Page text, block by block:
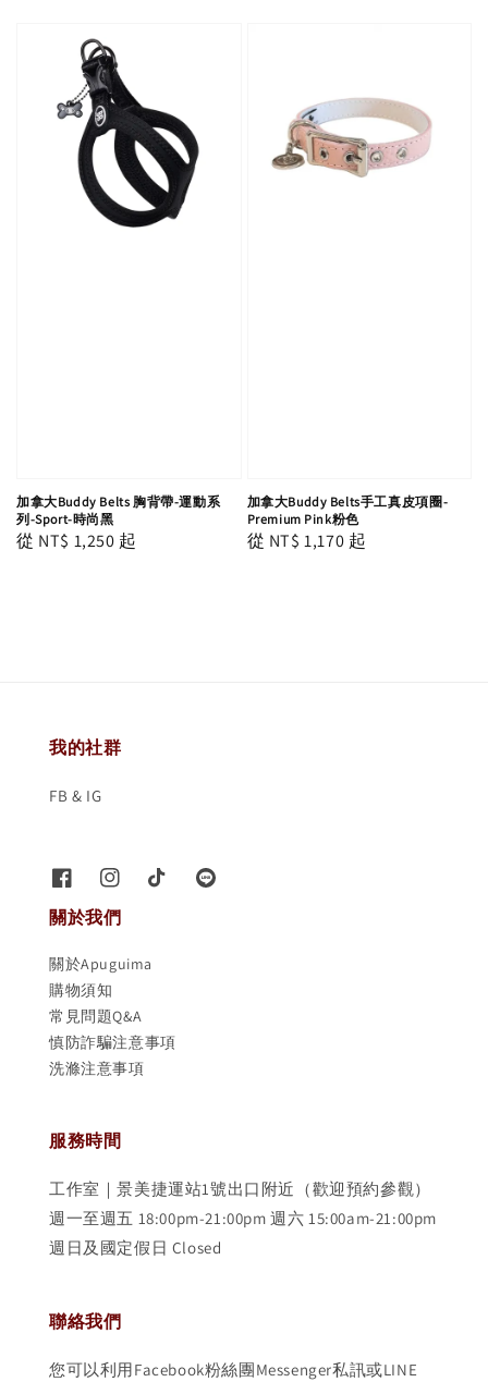
加拿大Buddy Belts 胸背帶-運動系
列-Sport-時尚黑
Regular
從 NT$ 1,250 起
加拿大Buddy Belts手工真皮項圈-
Premium Pink粉色
Regular
從 NT$ 1,170 起
我的社群
FB & IG
關於我們
關於Apuguima
購物須知
常見問題Q&A
慎防詐騙注意事項
洗滌注意事項
服務時間
工作室｜景美捷運站1號出口附近（歡迎預約參觀）
週一至週五 18:00pm-21:00pm 週六 15:00am-21:00pm
週日及國定假日 Closed
聯絡我們
您可以利用Facebook粉絲團Messenger私訊或LINE